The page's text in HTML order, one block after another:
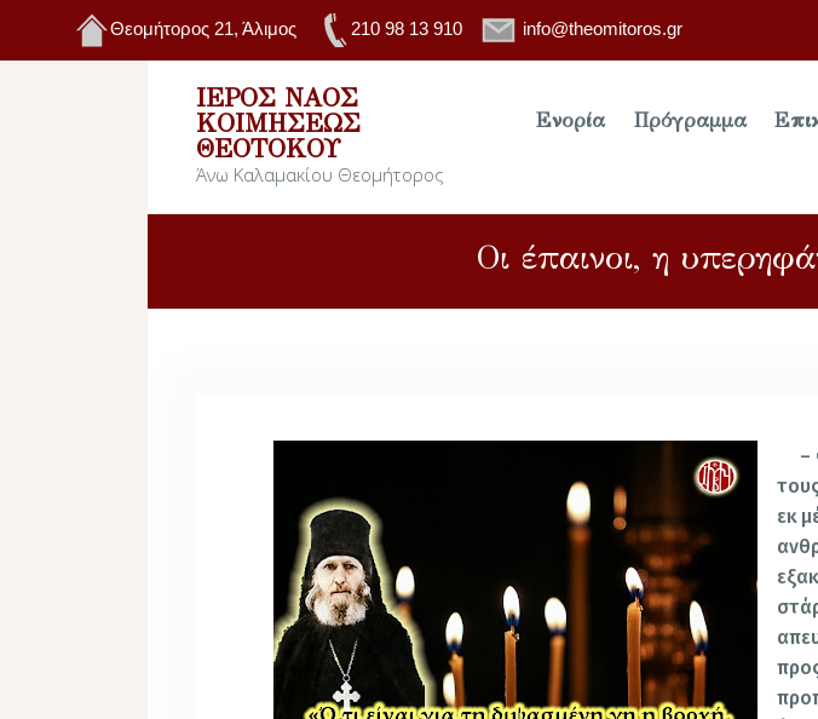
Θεομήτορος 21, Άλιμος 210 98 13 910 info@theomitoros.gr
ΙΕΡΌΣ ΝΑΌΣ
ΚΟΙΜΉΣΕΩΣ
ΘΕΟΤΌΚΟΥ
Άνω Καλαμακίου Θεομήτορος
Ενορία Πρόγραμμα
Οι έπαινοι, η
–
εκ